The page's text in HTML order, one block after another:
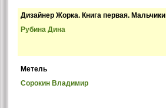
Дизайнер Жорка. Книга первая. Мальчики
Рубина Дина
Метель
Сорокин Владимир